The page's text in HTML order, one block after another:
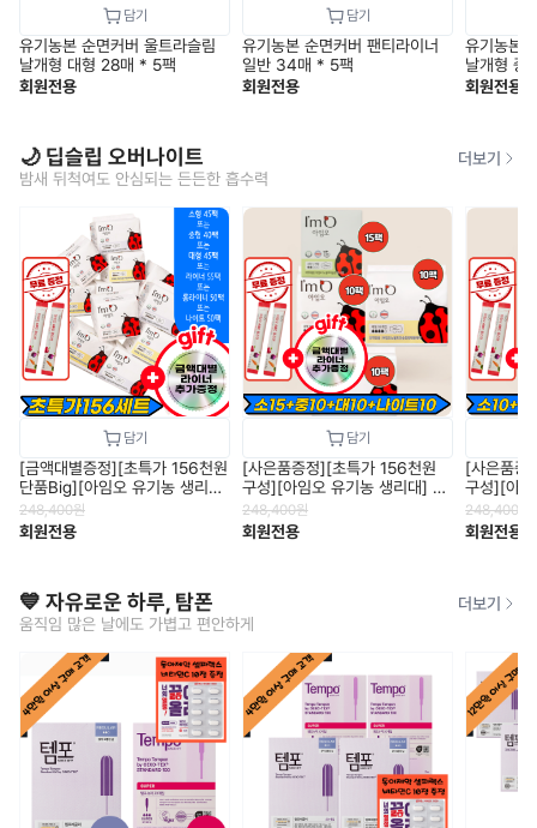
유기농본 순면커버 울트라슬림
날개형 대형 28매 * 5팩
회원전용
유기농본 순면커버 팬티라이너
일반 34매 * 5팩
회원전용
유기농본
날개형 중
회원전용
🌙 딥슬립 오버나이트
밤새 뒤척여도 안심되는 든든한 흡수력
더보기
[금액대별증정][초특가 156천원
단품Big][아임오 유기농 생리
대] 소형 45개/중형 40개/대형
(10P) 45개/라이너(20P) 55
개/롱라이너
248,400원
회원전용
[사은품증정][초특가 156천원
구성][아임오 유기농 생리대] 소
형(12P) 15팩+중형(14P) 10팩
+대형(10P) 10팩+나이트(6P)
10팩
248,400원
회원전용
[사은품증
구성][아
형(12P)
+대형
10팩
248,400
회원전용
💙 자유로운 하루, 탐폰
움직임 많은 날에도 가볍고 편안하게
더보기